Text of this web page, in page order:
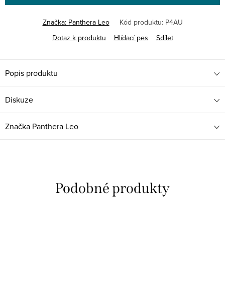
Značka: Panthera Leo Kód produktu: P4AU
Dotaz k produktu
Hlídací pes Sdílet
Popis produktu
Diskuze
Značka Panthera Leo